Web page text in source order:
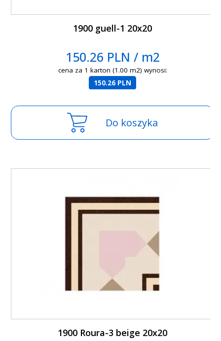
1900 guell-1 20x20
150.26 PLN / m2
cena za 1 karton (1.00 m2) wynosi:
150.26 PLN
Do koszyka
1900 Roura-3 beige 20x20